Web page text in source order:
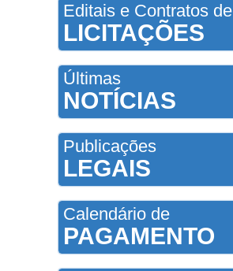
Editais e Contratos de
LICITAÇÕES
Últimas
NOTÍCIAS
Publicações
LEGAIS
Calendário de
PAGAMENTO